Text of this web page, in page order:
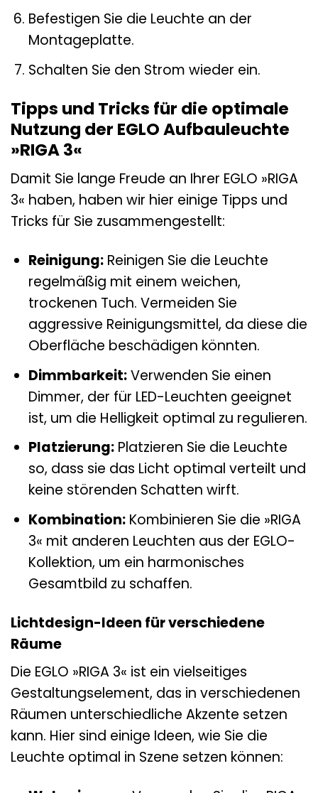
Befestigen Sie die Leuchte an der
Montageplatte.
Schalten Sie den Strom wieder ein.
Tipps und Tricks für die optimale
Nutzung der EGLO Aufbauleuchte
»RIGA 3«
Damit Sie lange Freude an Ihrer EGLO »RIGA
3« haben, haben wir hier einige Tipps und
Tricks für Sie zusammengestellt:
Reinigung:Reinigen Sie die Leuchte
regelmäßig mit einem weichen,
trockenen Tuch. Vermeiden Sie
aggressive Reinigungsmittel, da diese die
Oberfläche beschädigen könnten.
Dimmbarkeit:Verwenden Sie einen
Dimmer, der für LED-Leuchten geeignet
ist, um die Helligkeit optimal zu regulieren.
Platzierung:Platzieren Sie die Leuchte
so, dass sie das Licht optimal verteilt und
keine störenden Schatten wirft.
Kombination:Kombinieren Sie die »RIGA
3« mit anderen Leuchten aus der EGLO-
Kollektion, um ein harmonisches
Gesamtbild zu schaffen.
Lichtdesign-Ideen für verschiedene
Räume
Die EGLO »RIGA 3« ist ein vielseitiges
Gestaltungselement, das in verschiedenen
Räumen unterschiedliche Akzente setzen
kann. Hier sind einige Ideen, wie Sie die
Leuchte optimal in Szene setzen können: